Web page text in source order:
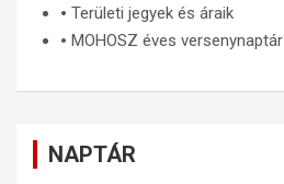
🞄 Területi jegyek és áraik
🞄 MOHOSZ éves versenynaptár
NAPTÁR